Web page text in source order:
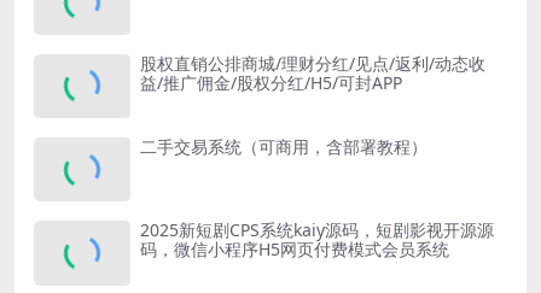
股权直销公排商城/理财分红/见点/返利/动态收
益/推广佣金/股权分红/H5/可封APP
二手交易系统（可商用，含部署教程）
2025新短剧CPS系统kaiy源码，短剧影视开源源
码，微信小程序H5网页付费模式会员系统